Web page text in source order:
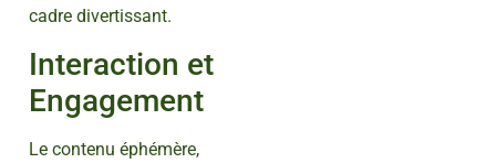
cadre divertissant.
Interaction et
Engagement
Le contenu éphémère,